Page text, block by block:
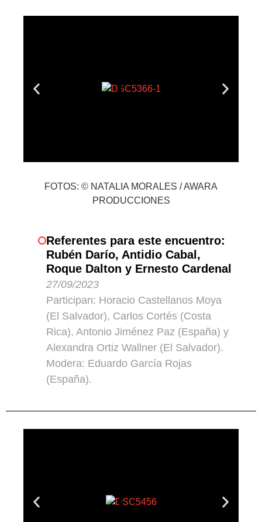
FOTOS: © NATALIA MORALES / AWARA
PRODUCCIONES
Referentes para este encuentro:
Rubén Darío, Antidio Cabal,
Roque Dalton y Ernesto Cardenal
27/09/2023
Participan: Horacio Castellanos Moya
(El Salvador), Carlos Cortés (Costa
Rica), Antonio Jiménez Paz (España) y
Alexandra Ortiz Wallner (El Salvador).
Modera: Eduardo García Rojas
(España).